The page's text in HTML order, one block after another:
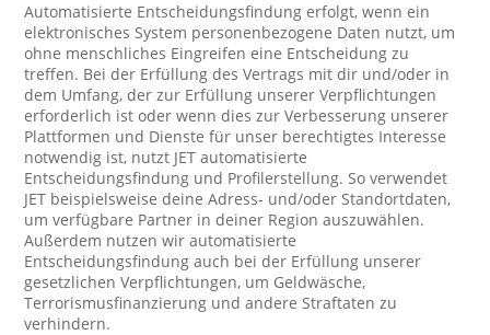
Automatisierte Entscheidungsfindung erfolgt, wenn ein
elektronisches System personenbezogene Daten nutzt, um
ohne menschliches Eingreifen eine Entscheidung zu
treffen. Bei der Erfüllung des Vertrags mit dir und/oder in
dem Umfang, der zur Erfüllung unserer Verpflichtungen
erforderlich ist oder wenn dies zur Verbesserung unserer
Plattformen und Dienste für unser berechtigtes Interesse
notwendig ist, nutzt JET automatisierte
Entscheidungsfindung und Profilerstellung. So verwendet
JET beispielsweise deine Adress- und/oder Standortdaten,
um verfügbare Partner in deiner Region auszuwählen.
Außerdem nutzen wir automatisierte
Entscheidungsfindung auch bei der Erfüllung unserer
gesetzlichen Verpflichtungen, um Geldwäsche,
Terrorismusfinanzierung und andere Straftaten zu
verhindern.